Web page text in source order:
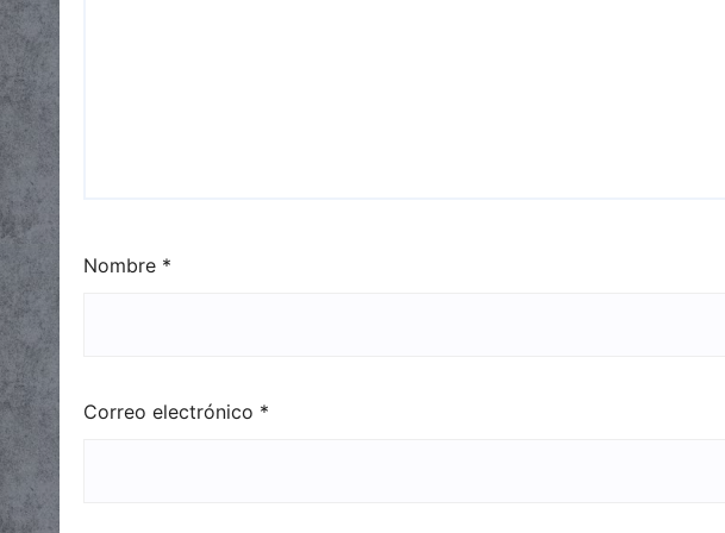
Nombre *
Correo electrónico *